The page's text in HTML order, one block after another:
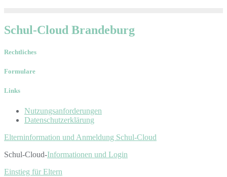
Schul-Cloud Brandeburg
Rechtliches
Formulare
Links
Nutzungsanforderungen
Datenschutzerklärung
Elterninformation und Anmeldung Schul-Cloud
Schul-Cloud-Informationen und Login
Einstieg für Eltern